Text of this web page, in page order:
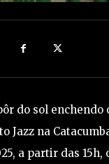
do sol enchendo
Jazz na
a partir das 15h,